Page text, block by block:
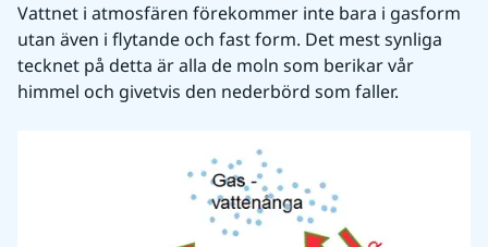
Vattnet i atmosfären förekommer inte bara i gasform
utan även i flytande och fast form. Det mest synliga
tecknet på detta är alla de moln som berikar vår
himmel och givetvis den nederbörd som faller.